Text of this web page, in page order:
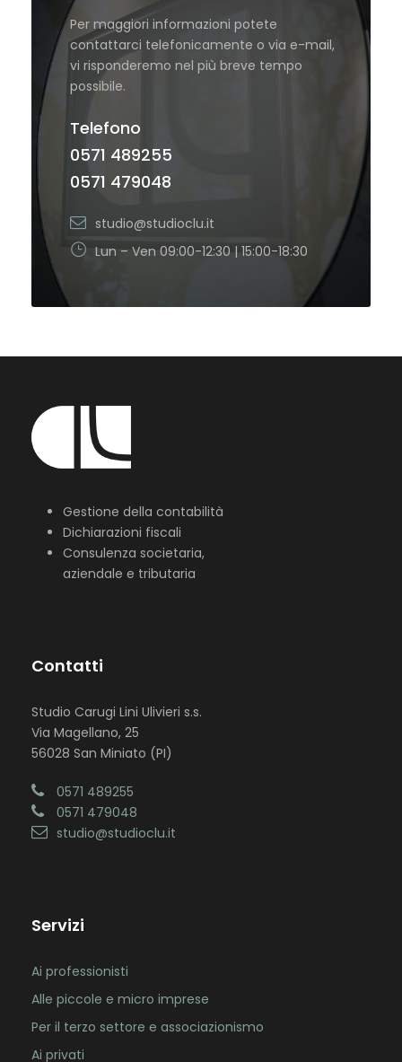
Per maggiori informazioni potete
contattarci telefonicamente o via e-mail,
vi risponderemo nel più breve tempo
possibile.
Telefono
0571 489255
0571 479048
studio@studioclu.it
Lun – Ven 09:00-12:30 | 15:00-18:30
Gestione della contabilità
Dichiarazioni fiscali
Consulenza societaria,
aziendale e tributaria
Contatti
Studio Carugi Lini Ulivieri s.s.
Via Magellano, 25
56028 San Miniato (PI)
0571 489255
0571 479048
studio@studioclu.it
Servizi
Ai professionisti
Alle piccole e micro imprese
Per il terzo settore e associazionismo
Ai privati